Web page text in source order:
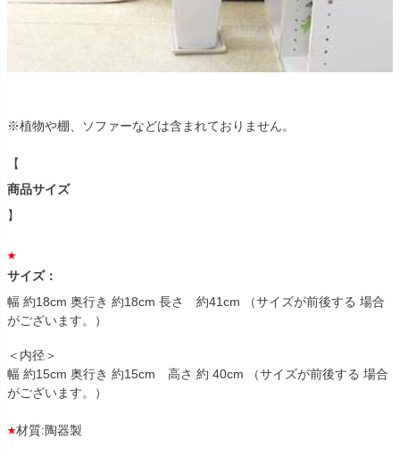
※植物や棚、ソファーなどは含まれておりません。
【
商品サイズ
】
サイズ：
幅 約18cm 奥行き 約18cm 長さ 約41cm （サイズが前後する 場合
がございます。）
＜内径＞
幅 約15cm 奥行き 約15cm 高さ 約 40cm （サイズが前後する 場合
がございます。）
材質:陶器製